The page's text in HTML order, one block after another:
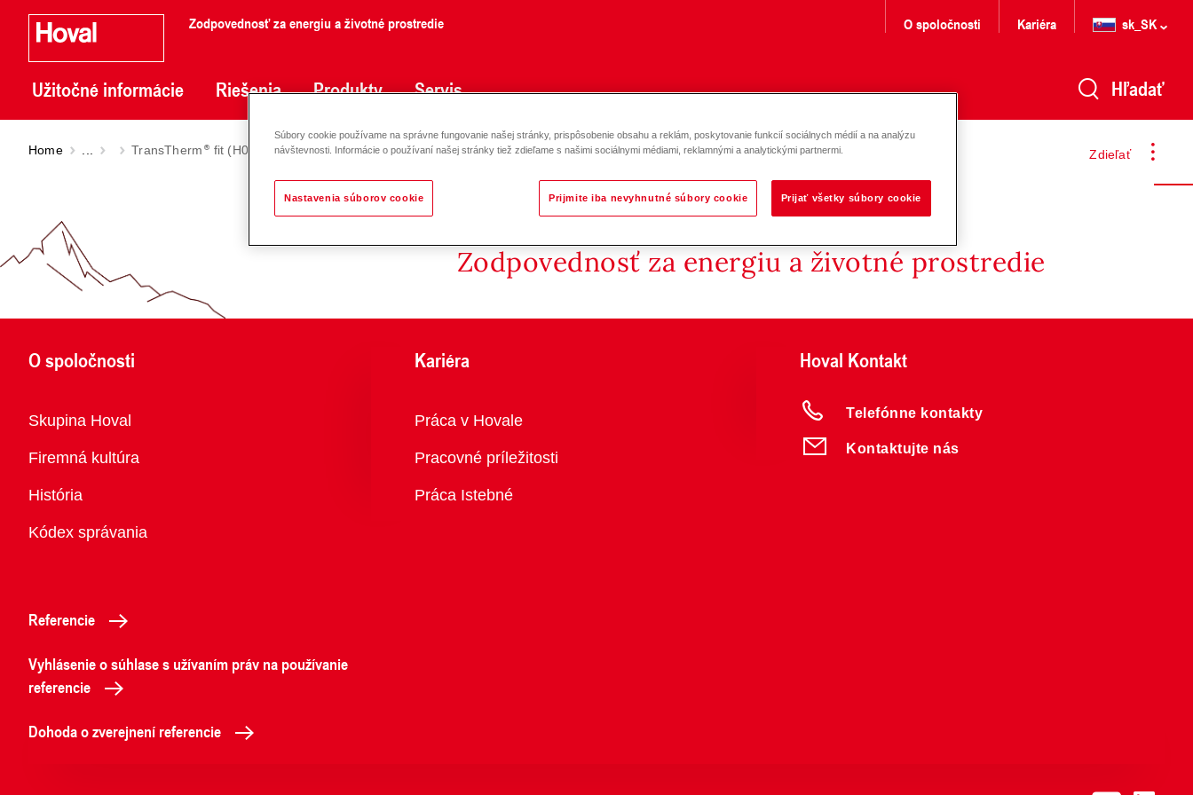
Zodpovednosť za energiu a životné prostredie
Užitočné informácie Riešenia Produkty Servis
O spoločnosti Kariéra sk_SK
Hľadať
Zdieľať
Home TransTherm fit (H0/N10 - H0/N40)
Zodpovednosť za energiu a životné prostredie
O spoločnosti
Prehľad
Skupina Hoval
Firemná kultúra
História
Kódex správania
Kariéra
Prehľad
Práca v Hovale
Pracovné príležitosti
Práca Istebné
Hoval Kontakt
Telefónne kontakty
Kontaktujte nás
Referencie
Vyhlásenie o súhlase s užívaním práv na používanie
referencie
Dohoda o zverejnení referencie
Súbory cookie používame na správne fungovanie našej stránky, prispôsobenie obsahu a reklám, poskytovanie funkcií sociálnych médií a na analýzu
návštevnosti. Informácie o používaní našej stránky tiež zdieľame s našimi sociálnymi médiami, reklamnými a analytickými partnermi.
Nastavenia súborov cookie Prijmite iba nevyhnutné súbory cookie Prijať všetky súbory cookie